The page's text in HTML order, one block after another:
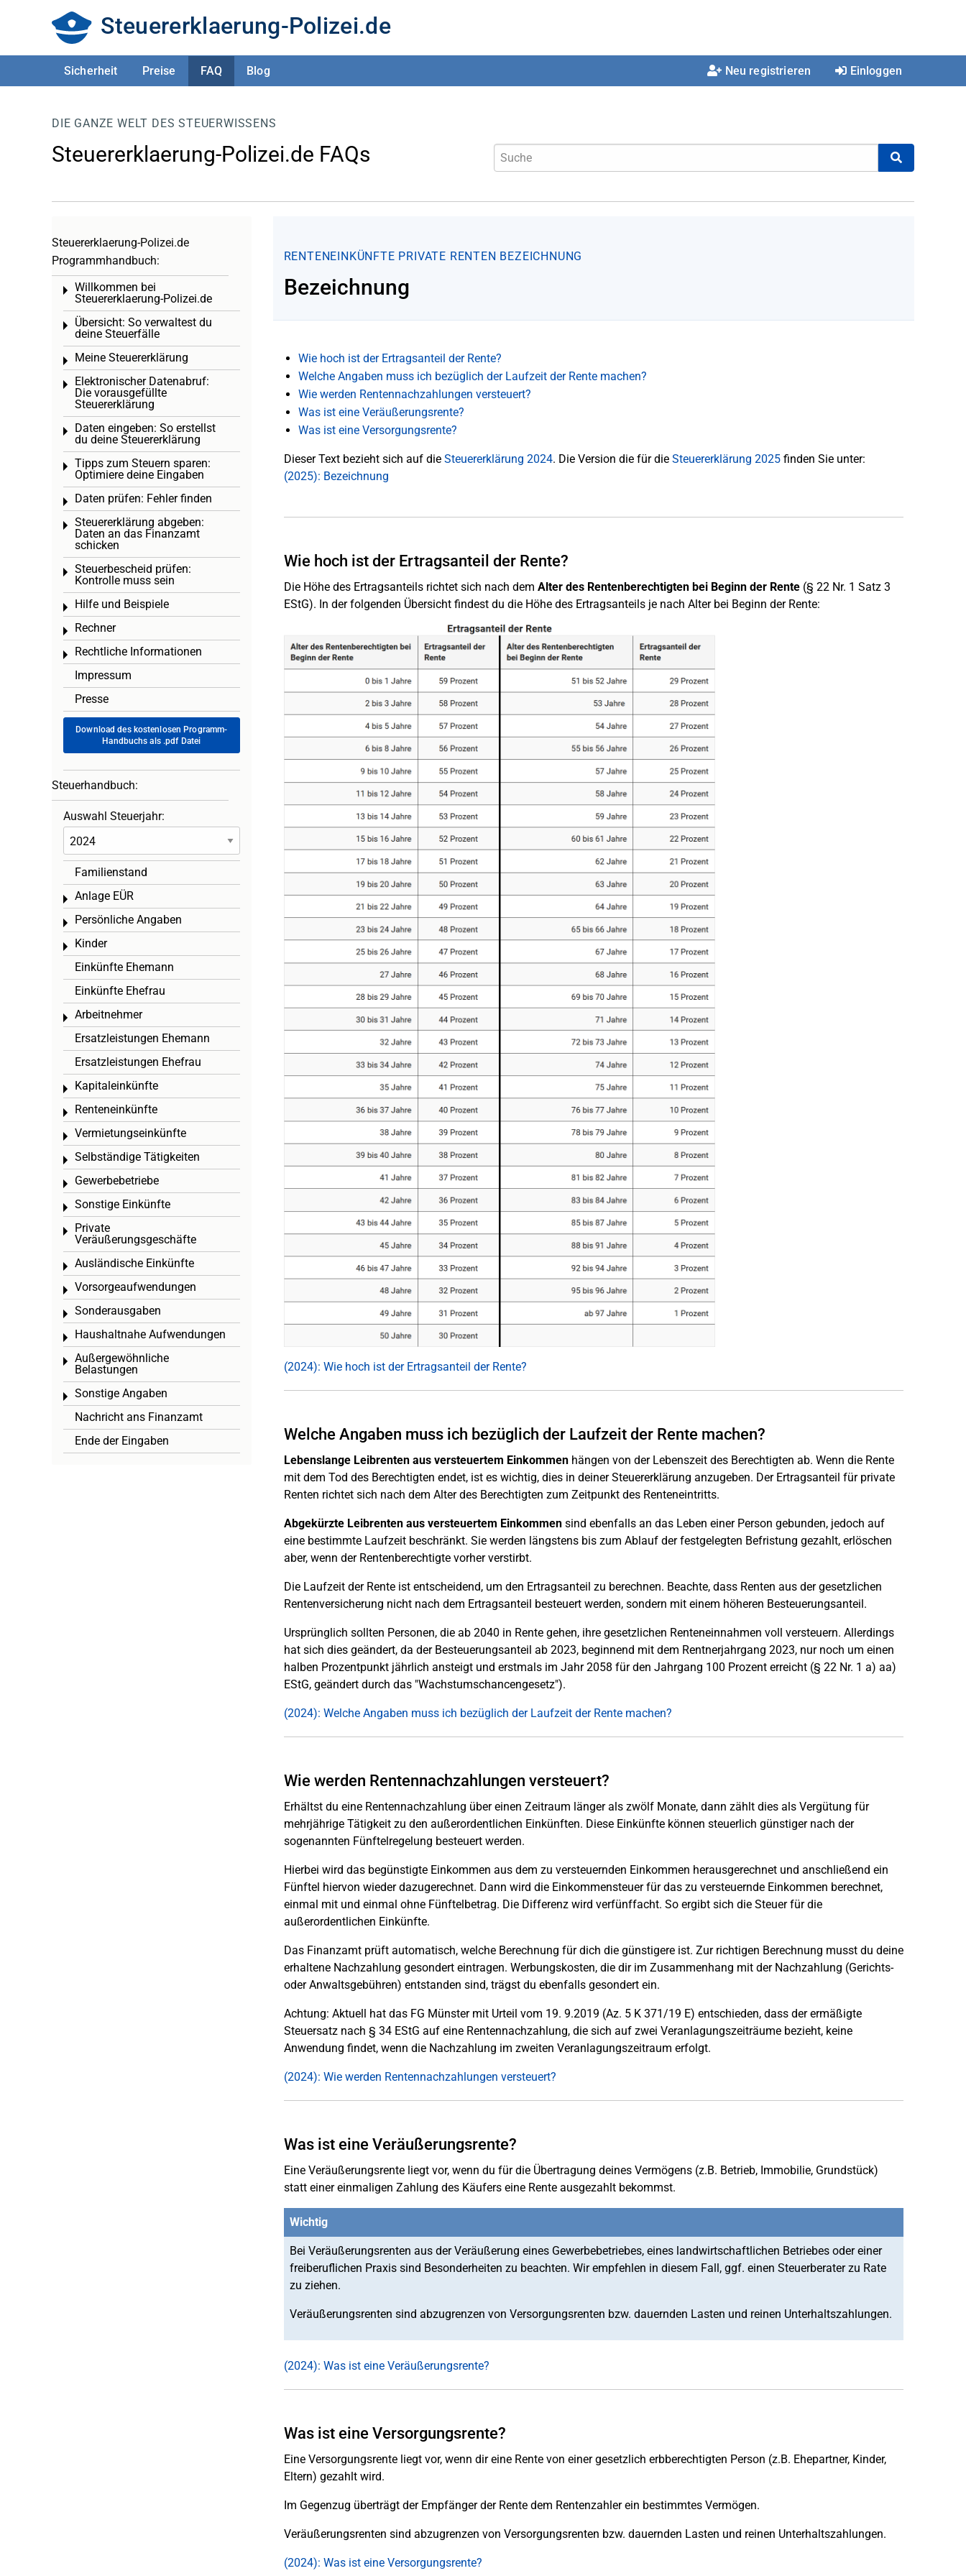
Steuererklaerung-Polizei.de
Sicherheit Preise FAQ Blog Neu registrieren Einloggen
DIE GANZE WELT DES STEUERWISSENS
Steuererklaerung-Polizei.de FAQs
RENTENEINKÜNFTE PRIVATE RENTEN BEZEICHNUNG
Bezeichnung
Wie hoch ist der Ertragsanteil der Rente?
Welche Angaben muss ich bezüglich der Laufzeit der Rente machen?
Wie werden Rentennachzahlungen versteuert?
Was ist eine Veräußerungsrente?
Was ist eine Versorgungsrente?
Dieser Text bezieht sich auf die Steuererklärung 2024. Die Version die für die Steuererklärung 2025finden Sie unter:
(2025): Bezeichnung
Wie hoch ist der Ertragsanteil der Rente?
Die Höhe des Ertragsanteils richtet sich nach dem Alter des Rentenberechtigten bei Beginn der Rente (§ 22 Nr. 1 Satz 3
EStG). In der folgenden Übersicht findest du die Höhe des Ertragsanteils je nach Alter bei Beginn der Rente:
(2024): Wie hoch ist der Ertragsanteil der Rente?
Welche Angaben muss ich bezüglich der Laufzeit der Rente machen?
Lebenslange Leibrenten aus versteuertem Einkommenhängen von der Lebenszeit des Berechtigten ab. Wenn die Rente
mit dem Tod des Berechtigten endet, ist es wichtig, dies in deiner Steuererklärung anzugeben. Der Ertragsanteil für private
Renten richtet sich nach dem Alter des Berechtigten zum Zeitpunkt des Renteneintritts.
Abgekürzte Leibrenten aus versteuertem Einkommensind ebenfalls an das Leben einer Person gebunden, jedoch auf
eine bestimmte Laufzeit beschränkt. Sie werden längstens bis zum Ablauf der festgelegten Befristung gezahlt, erlöschen
aber, wenn der Rentenberechtigte vorher verstirbt.
Die Laufzeit der Rente ist entscheidend, um den Ertragsanteil zu berechnen. Beachte, dass Renten aus der gesetzlichen
Rentenversicherung nicht nach dem Ertragsanteil besteuert werden, sondern mit einem höheren Besteuerungsanteil.
Ursprünglich sollten Personen, die ab 2040 in Rente gehen, ihre gesetzlichen Renteneinnahmen voll versteuern. Allerdings
hat sich dies geändert, da der Besteuerungsanteil ab 2023, beginnend mit dem Rentnerjahrgang 2023, nur noch um einen
halben Prozentpunkt jährlich ansteigt und erstmals im Jahr 2058 für den Jahrgang 100 Prozent erreicht (§ 22 Nr. 1 a) aa)
EStG, geändert durch das "Wachstumschancengesetz").
(2024): Welche Angaben muss ich bezüglich der Laufzeit der Rente machen?
Wie werden Rentennachzahlungen versteuert?
Erhältst du eine Rentennachzahlung über einen Zeitraum länger als zwölf Monate, dann zählt dies als Vergütung für
mehrjährige Tätigkeit zu den außerordentlichen Einkünften. Diese Einkünfte können steuerlich günstiger nach der
sogenannten Fünftelregelung besteuert werden.
Hierbei wird das begünstigte Einkommen aus dem zu versteuernden Einkommen herausgerechnet und anschließend ein
Fünftel hiervon wieder dazugerechnet. Dann wird die Einkommensteuer für das zu versteuernde Einkommen berechnet,
einmal mit und einmal ohne Fünftelbetrag. Die Differenz wird verfünffacht. So ergibt sich die Steuer für die
außerordentlichen Einkünfte.
Das Finanzamt prüft automatisch, welche Berechnung für dich die günstigere ist. Zur richtigen Berechnung musst du deine
erhaltene Nachzahlung gesondert eintragen. Werbungskosten, die dir im Zusammenhang mit der Nachzahlung (Gerichts-
oder Anwaltsgebühren) entstanden sind, trägst du ebenfalls gesondert ein.
Achtung: Aktuell hat das FG Münster mit Urteil vom 19. 9.2019 (Az. 5 K 371/19 E) entschieden, dass der ermäßigte
Steuersatz nach § 34 EStG auf eine Rentennachzahlung, die sich auf zwei Veranlagungszeiträume bezieht, keine
Anwendung findet, wenn die Nachzahlung im zweiten Veranlagungszeitraum erfolgt.
(2024): Wie werden Rentennachzahlungen versteuert?
Was ist eine Veräußerungsrente?
Eine Veräußerungsrente liegt vor, wenn du für die Übertragung deines Vermögens (z.B. Betrieb, Immobilie, Grundstück)
statt einer einmaligen Zahlung des Käufers eine Rente ausgezahlt bekommst.
Wichtig
Bei Veräußerungsrenten aus der Veräußerung eines Gewerbebetriebes, eines landwirtschaftlichen Betriebes oder einer
freiberuflichen Praxis sind Besonderheiten zu beachten. Wir empfehlen in diesem Fall, ggf. einen Steuerberater zu Rate
zu ziehen.
Veräußerungsrenten sind abzugrenzen von Versorgungsrenten bzw. dauernden Lasten und reinen Unterhaltszahlungen.
(2024): Was ist eine Veräußerungsrente?
Was ist eine Versorgungsrente?
Eine Versorgungsrente liegt vor, wenn dir eine Rente von einer gesetzlich erbberechtigten Person (z.B. Ehepartner, Kinder,
Eltern) gezahlt wird.
Im Gegenzug überträgt der Empfänger der Rente dem Rentenzahler ein bestimmtes Vermögen.
Veräußerungsrenten sind abzugrenzen von Versorgungsrenten bzw. dauernden Lasten und reinen Unterhaltszahlungen.
(2024): Was ist eine Versorgungsrente?
Steuererklaerung-Polizei.de
Programmhandbuch:
Willkommen bei
Steuererklaerung-Polizei.de
Toggle menu
Übersicht: So verwaltest du
deine Steuerfälle
Toggle menu
Meine Steuererklärung
Toggle menu
Elektronischer Datenabruf:
Die vorausgefüllte
Steuererklärung
Toggle menu
Daten eingeben: So erstellst
du deine Steuererklärung
Toggle menu
Tipps zum Steuern sparen:
Optimiere deine Eingaben
Toggle menu
Daten prüfen: Fehler finden
Toggle menu
Steuererklärung abgeben:
Daten an das Finanzamt
schicken
Toggle menu
Steuerbescheid prüfen:
Kontrolle muss sein
Toggle menu
Hilfe und Beispiele
Toggle menu
Rechner
Toggle menu
Rechtliche Informationen
Toggle menu
Impressum
Presse
Download des kostenlosen Programm-
Handbuchs als .pdf Datei
Steuerhandbuch:
Auswahl Steuerjahr:
Familienstand
Anlage EÜR
Toggle menu
Persönliche Angaben
Toggle menu
Kinder
Toggle menu
Einkünfte Ehemann
Einkünfte Ehefrau
Arbeitnehmer
Toggle menu
Ersatzleistungen Ehemann
Ersatzleistungen Ehefrau
Kapitaleinkünfte
Toggle menu
Renteneinkünfte
Toggle menu
Vermietungseinkünfte
Toggle menu
Selbständige Tätigkeiten
Toggle menu
Gewerbebetriebe
Toggle menu
Sonstige Einkünfte
Toggle menu
Private
Veräußerungsgeschäfte
Toggle menu
Ausländische Einkünfte
Toggle menu
Vorsorgeaufwendungen
Toggle menu
Sonderausgaben
Toggle menu
Haushaltnahe Aufwendungen
Toggle menu
Außergewöhnliche
Belastungen
Toggle menu
Sonstige Angaben
Toggle menu
Nachricht ans Finanzamt
Ende der Eingaben